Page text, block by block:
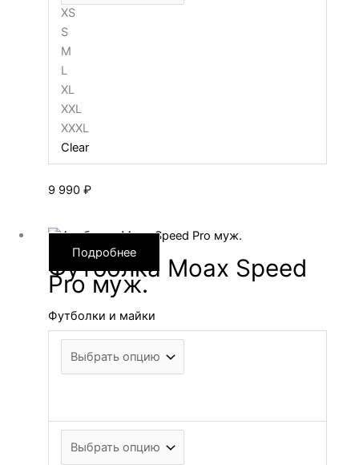
XS
S
M
L
XL
XXL
XXXL
Clear
9 990 ₽
Подробнее
Футболка Moax Speed
Pro муж.
Футболки и майки